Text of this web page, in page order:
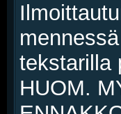
tekstarilla
HUOM.